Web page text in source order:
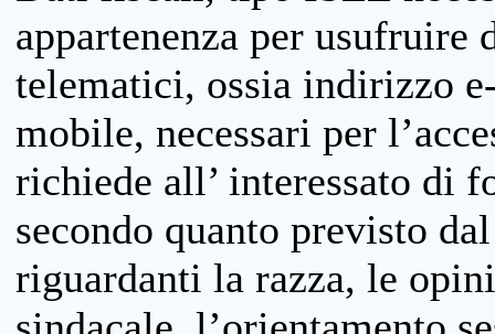
appartenenza per
telematici, ossia indirizzo
mobile, necessari per
richiede all’ interessato di
secondo quanto previsto
riguardanti la razza, le